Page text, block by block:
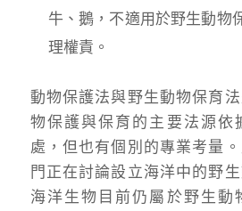
牛、鵝，不適用於野生動物
理權責。
動物保護法與野生動物保育
物保護與保育的主要法源依
處，但也有個別的專業考量
門正在討論設立海洋中的野
海洋生物目前仍屬於野生動